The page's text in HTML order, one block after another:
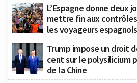
L’Espagne donne deux
mettre fin aux
les voyageurs espagnols
Trump impose un droit
cent sur le polysilicium
de la Chine